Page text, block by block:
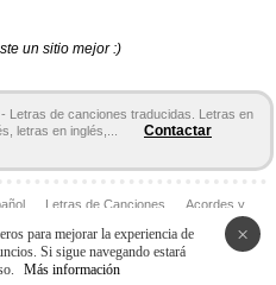
un sitio mejor :)
Letras de canciones traducidas. Letras en
letras en inglés,...
Contactar
Letras de Canciones
Acordes y
×
para mejorar la experiencia de
Si sigue navegando estará
Más información